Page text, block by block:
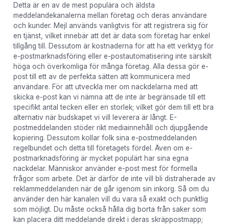
Detta är en av de mest populära och äldsta
meddelandekanalerna mellan företag och deras användare
och kunder. Mejl används vanligtvis för att registrera sig för
en tjänst, vilket innebär att det är data som företag har enkel
tillgång till. Dessutom är kostnaderna för att ha ett verktyg för
e-postmarknadsföring eller e-postautomatisering inte särskilt
höga och överkomliga för många företag. Alla dessa gör e-
post till ett av de perfekta sätten att kommunicera med
användare. För att utveckla mer om nackdelarna med att
skicka e-post kan vi nämna att de inte är begränsade till ett
specifikt antal tecken eller en storlek; vilket gör dem till ett bra
alternativ när budskapet vi vill leverera är långt. E-
postmeddelanden stöder rikt mediainnehåll och djupgående
kopiering. Dessutom kollar folk sina e-postmeddelanden
regelbundet och detta till företagets fördel. Även om e-
postmarknadsföring är mycket populärt har sina egna
nackdelar. Människor använder e-post mest för formella
frågor som arbete. Det är därför de inte vill bli distraherade av
reklammeddelanden när de går igenom sin inkorg. Så om du
använder den här kanalen vill du vara så exakt och punktlig
som möjligt. Du måste också hålla dig borta från saker som
kan placera ditt meddelande direkt i deras skräppostmapp;